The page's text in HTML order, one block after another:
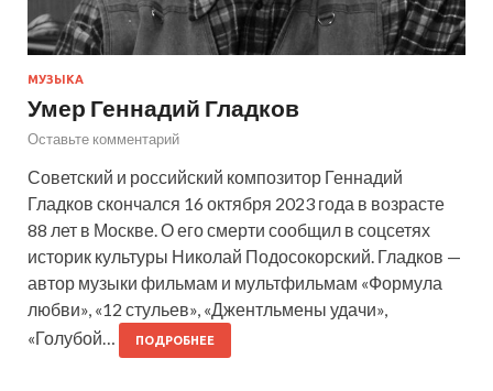
МУЗЫКА
Умер Геннадий Гладков
Оставьте комментарий
Советский и российский композитор Геннадий
Гладков скончался 16 октября 2023 года в возрасте
88 лет в Москве. О его смерти сообщил в соцсетях
историк культуры Николай Подосокорский. Гладков —
автор музыки фильмам и мультфильмам «Формула
любви», «12 стульев», «Джентльмены удачи»,
«Голубой…
ПОДРОБНЕЕ